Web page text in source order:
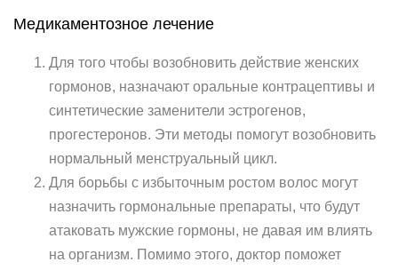
Медикаментозное лечение
Для того чтобы возобновить действие женских
гормонов, назначают оральные контрацептивы и
синтетические заменители эстрогенов,
прогестеронов. Эти методы помогут возобновить
нормальный менструальный цикл.
Для борьбы с избыточным ростом волос могут
назначить гормональные препараты, что будут
атаковать мужские гормоны, не давая им влиять
на организм. Помимо этого, доктор поможет